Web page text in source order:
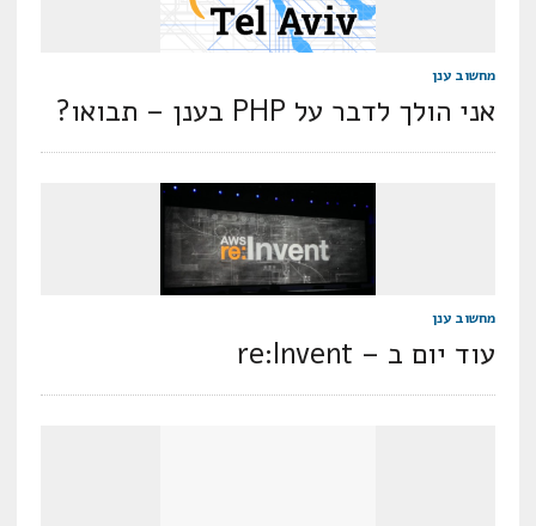
מחשוב ענן
אני הולך לדבר על PHP בענן – תבואו?
מחשוב ענן
עוד יום ב – re:Invent